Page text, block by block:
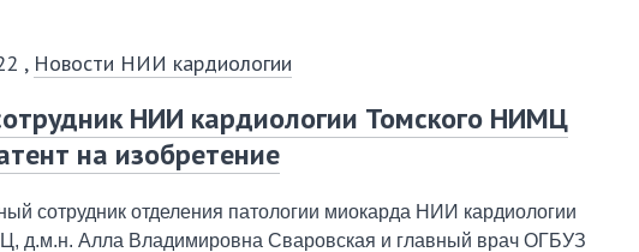
, Новости НИИ кардиологии
НИИ кардиологии Томского НИМЦ
на изобретение
сотрудник отделения патологии миокарда НИИ кардиологии
д.м.н. Алла Владимировна Сваровская и главный врач ОГБУЗ